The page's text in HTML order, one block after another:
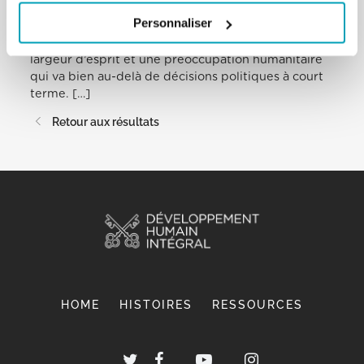
Personnaliser
migratoire massive, qui n’est pas destinée à
disparaître et dont la solution exige sagesse,
largeur d’esprit et une préoccupation humanitaire
qui va bien au-delà de décisions politiques à court
terme. […]
Retour aux résultats
HOME HISTOIRES RESSOURCES